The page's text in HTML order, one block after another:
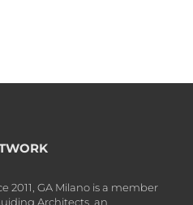
2011, GA Milano is a member
Architects, an